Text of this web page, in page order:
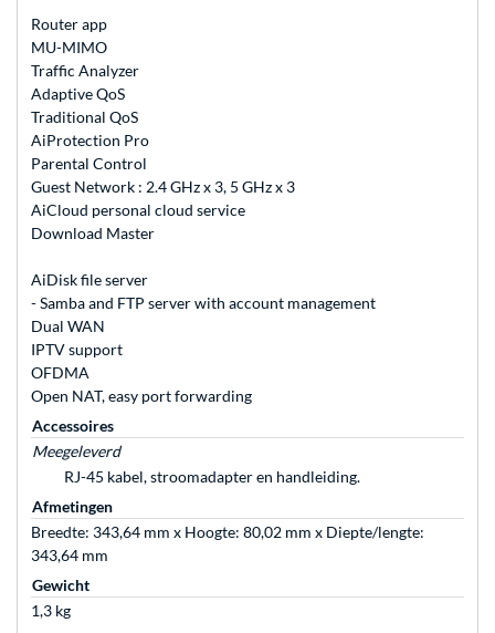
Router app
MU-MIMO
Traffic Analyzer
Adaptive QoS
Traditional QoS
AiProtection Pro
Parental Control
Guest Network : 2.4 GHz x 3, 5 GHz x 3
AiCloud personal cloud service
Download Master
AiDisk file server
- Samba and FTP server with account management
Dual WAN
IPTV support
OFDMA
Open NAT, easy port forwarding
Accessoires
Meegeleverd
RJ-45 kabel, stroomadapter en handleiding.
Afmetingen
Breedte: 343,64 mm x Hoogte: 80,02 mm x Diepte/lengte:
343,64 mm
Gewicht
1,3 kg